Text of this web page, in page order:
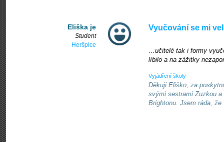
Eliška je
Student
Heršpice
Vyučování se mi
…učitelé tak i formy
líbilo a na zážitky
Vyjádření školy
Děkuji Eliško, za
svými sestrami Zuzkou
Brightonu. Jsem ráda, že